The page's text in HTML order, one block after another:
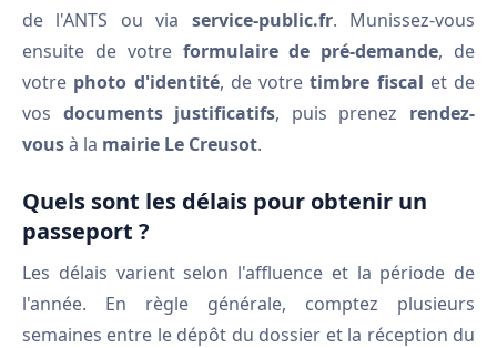
de l'ANTS ou via service-public.fr. Munissez-vous
ensuite de votre formulaire de pré-demande, de
votre photo d'identité, de votretimbre fiscal et de
vos documents justificatifs, puis prenez rendez-
vousà la mairie Le Creusot.
Quels sont les délais pour obtenir un
passeport ?
Les délais varient selon l'affluence et la période de
l'année. En règle générale, comptez plusieurs
semaines entre le dépôt du dossier et la réception du